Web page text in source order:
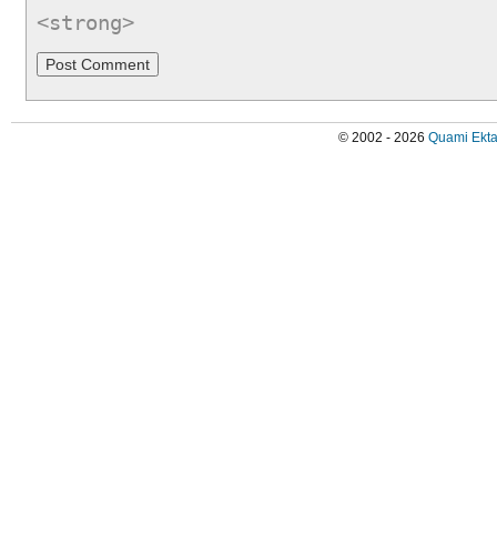
<strong>
© 2002 - 2026 Quami